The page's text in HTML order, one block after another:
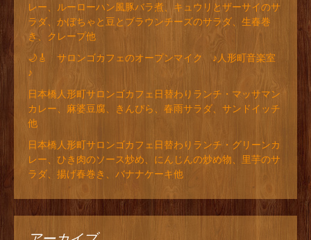
レー、ルーローハン風豚バラ煮、キュウリとザーサイのサ
ラダ、かぼちゃと豆とブラウンチーズのサラダ、生春巻
き、クレープ他
🌙🎸 サロンゴカフェのオープンマイク ♪人形町音楽室
♪
日本橋人形町サロンゴカフェ日替わりランチ・マッサマン
カレー、麻婆豆腐、きんぴら、春雨サラダ、サンドイッチ
他
日本橋人形町サロンゴカフェ日替わりランチ・グリーンカ
レー、ひき肉のソース炒め、にんじんの炒め物、里芋のサ
ラダ、揚げ春巻き、バナナケーキ他